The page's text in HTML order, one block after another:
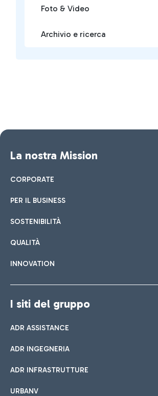
Foto & Video
Archivio e ricerca
La nostra Mission
CORPORATE
PER IL BUSINESS
SOSTENIBILITÀ
QUALITÀ
INNOVATION
I siti del gruppo
ADR ASSISTANCE
ADR INGEGNERIA
ADR INFRASTRUTTURE
URBANV